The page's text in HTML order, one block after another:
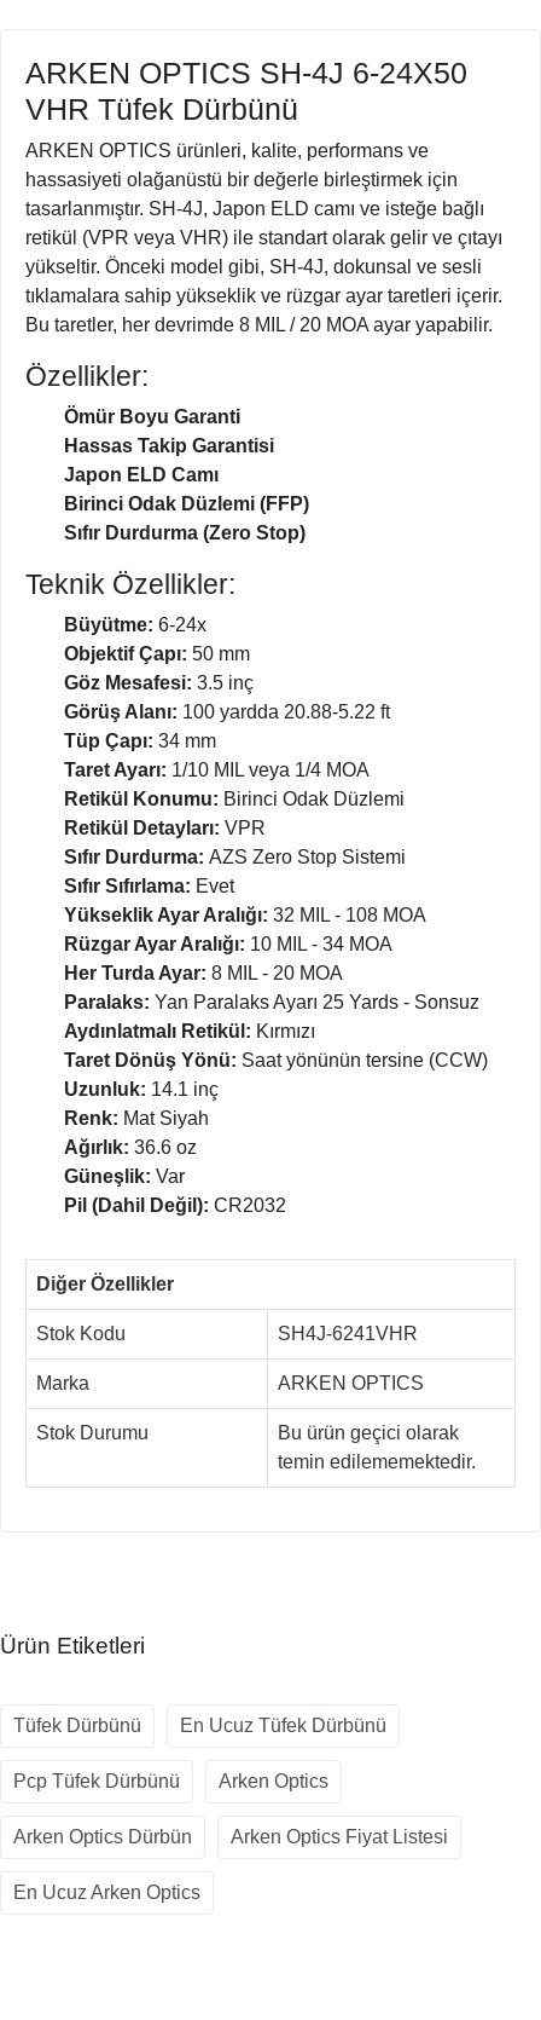
ARKEN OPTICS SH-4J 6-24X50
VHR Tüfek Dürbünü
ARKEN OPTICS ürünleri, kalite, performans ve
hassasiyeti olağanüstü bir değerle birleştirmek için
tasarlanmıştır. SH-4J, Japon ELD camı ve isteğe bağlı
retikül (VPR veya VHR) ile standart olarak gelir ve çıtayı
yükseltir. Önceki model gibi, SH-4J, dokunsal ve sesli
tıklamalara sahip yükseklik ve rüzgar ayar taretleri içerir.
Bu taretler, her devrimde 8 MIL / 20 MOA ayar yapabilir.
Özellikler:
Ömür Boyu Garanti
Hassas Takip Garantisi
Japon ELD Camı
Birinci Odak Düzlemi (FFP)
Sıfır Durdurma (Zero Stop)
Teknik Özellikler:
Büyütme: 6-24x
Objektif Çapı: 50 mm
Göz Mesafesi: 3.5 inç
Görüş Alanı: 100 yardda 20.88-5.22 ft
Tüp Çapı: 34 mm
Taret Ayarı: 1/10 MIL veya 1/4 MOA
Retikül Konumu: Birinci Odak Düzlemi
Retikül Detayları: VPR
Sıfır Durdurma: AZS Zero Stop Sistemi
Sıfır Sıfırlama: Evet
Yükseklik Ayar Aralığı: 32 MIL - 108 MOA
Rüzgar Ayar Aralığı: 10 MIL - 34 MOA
Her Turda Ayar: 8 MIL - 20 MOA
Paralaks: Yan Paralaks Ayarı 25 Yards - Sonsuz
Aydınlatmalı Retikül: Kırmızı
Taret Dönüş Yönü: Saat yönünün tersine (CCW)
Uzunluk: 14.1 inç
Renk: Mat Siyah
Ağırlık: 36.6 oz
Güneşlik: Var
Pil (Dahil Değil): CR2032
Diğer Özellikler
Stok Kodu SH4J-6241VHR
Marka ARKEN OPTICS
Stok Durumu
Bu ürün geçici olarak
temin edilememektedir.
Ürün Etiketleri
Tüfek Dürbünü En Ucuz Tüfek Dürbünü
Pcp Tüfek Dürbünü Arken Optics
Arken Optics Dürbün Arken Optics Fiyat Listesi
En Ucuz Arken Optics